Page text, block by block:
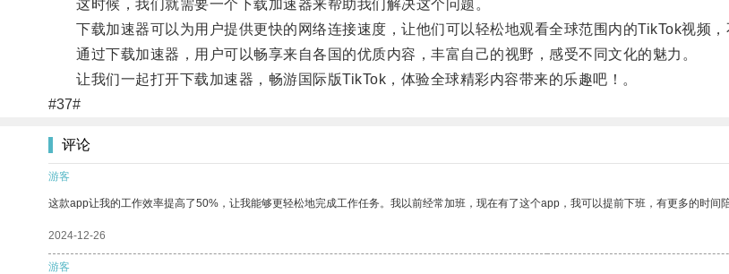
这时候，我们就需要一个下载加速器来帮助我们解决这个问题。
下载加速器可以为用户提供更快的网络连接速度，让他们可以轻松地观看全球范围内的TikTok视频，
通过下载加速器，用户可以畅享来自各国的优质内容，丰富自己的视野，感受不同文化的魅力。
让我们一起打开下载加速器，畅游国际版TikTok，体验全球精彩内容带来的乐趣吧！。
#37#
评论
游客
这款app让我的工作效率提高了50%，让我能够更轻松地完成工作任务。我以前经常加班，现在有了这个app，我可以提前下班，有更多的时间陪
2024-12-26
游客